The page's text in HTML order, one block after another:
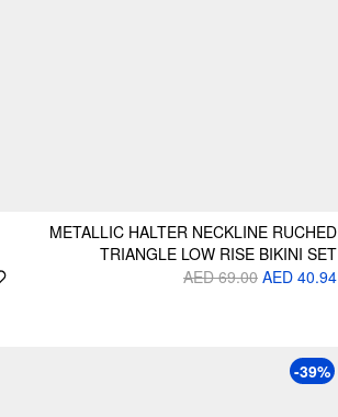
METALLIC HALTER NECKLINE RUCHED
TRIANGLE LOW RISE BIKINI SET
AED 40.94
AED 69.00
-39%